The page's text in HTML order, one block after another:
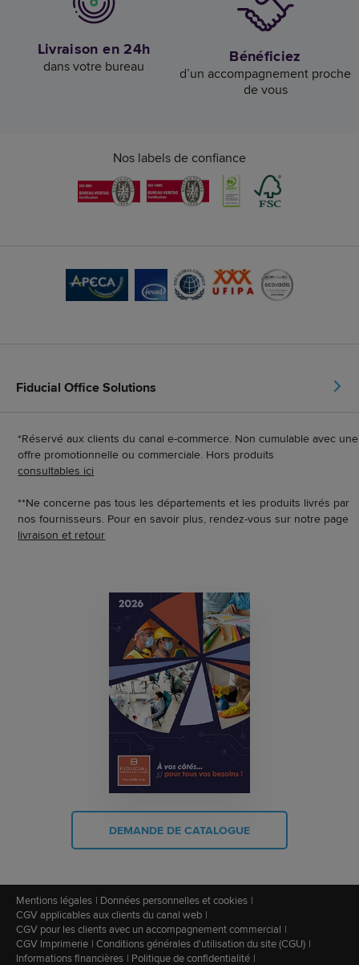
Livraison en 24h
dans votre bureau Bénéficiez
d’un accompagnement proche
de vous
Nos labels de confiance
Fiducial Office Solutions
*Réservé aux clients du canal e-commerce. Non cumulable avec une
offre promotionnelle ou commerciale. Hors produits
consultables ici
**Ne concerne pas tous les départements et les produits livrés par
nos fournisseurs. Pour en savoir plus, rendez-vous sur notre page
livraison et retour
DEMANDE DE CATALOGUE
Mentions légales
Données personnelles et cookies
CGV applicables aux clients du canal web
CGV pour les clients avec un accompagnement commercial
CGV Imprimerie Conditions générales d'utilisation du site (CGU)
Informations financières
Politique de confidentialité